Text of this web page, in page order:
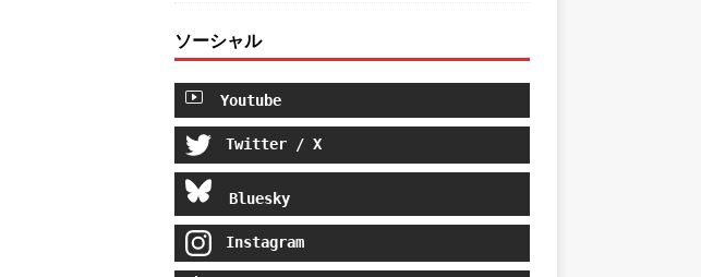
ソーシャル
Youtube
Twitter / X
Bluesky
Instagram